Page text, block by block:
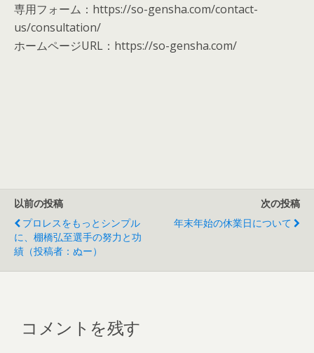
専用フォーム：https://so-gensha.com/contact-
us/consultation/
ホームページURL：https://so-gensha.com/
以前の投稿
プロレスをもっとシンプル
に、棚橋弘至選手の努力と功
績（投稿者：ぬー）
次の投稿
年末年始の休業日について
コメントを残す